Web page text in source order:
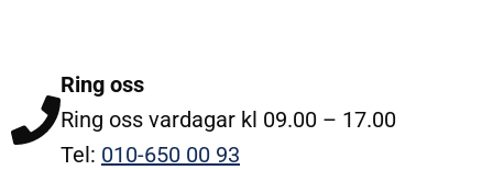
Ring oss
Ring oss vardagar kl 09.00 – 17.00
Tel: 010-650 00 93